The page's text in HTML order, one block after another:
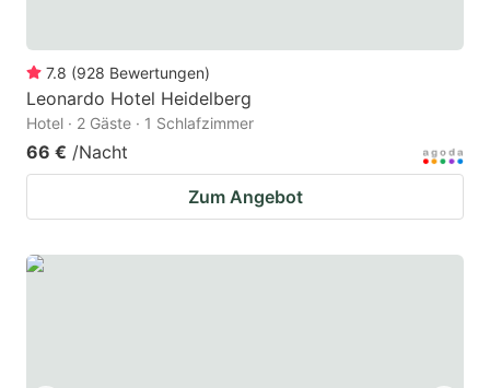
7.8 (928 Bewertungen)
Leonardo Hotel Heidelberg
Hotel · 2 Gäste · 1 Schlafzimmer
66 € /Nacht
Zum Angebot